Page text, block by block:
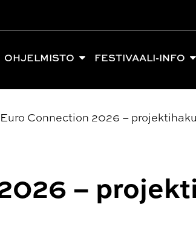
OHJELMISTO FESTIVAALI-INFO
Euro Connection 2026 –
–